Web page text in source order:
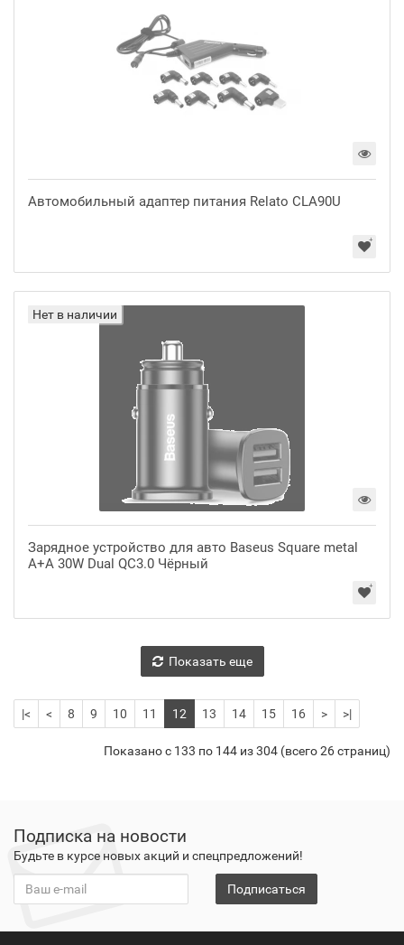
Автомобильный адаптер питания Relato CLA90U
Нет в наличии
Зарядное устройство для авто Baseus Square metal
A+A 30W Dual QC3.0 Чёрный
Показать еще
|< < 8 9 10 11 12 13 14 15 16 > >|
Показано с 133 по 144 из 304 (всего 26 страниц)
Подписка на новости
Будьте в курсе новых акций и спецпредложений!
Подписаться